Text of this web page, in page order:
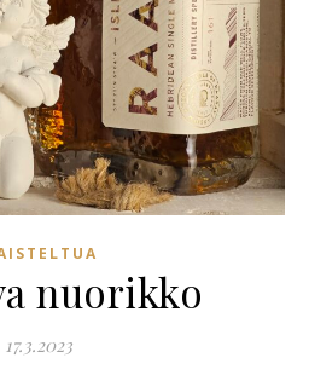
nuorikko
17.3.2023